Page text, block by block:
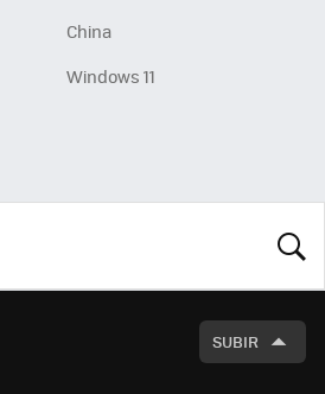
China
Windows 11
SUBIR